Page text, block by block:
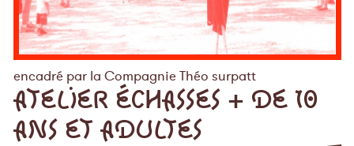
encadré par la Compagnie Théo surpatt
ATELIER ÉCHASSES + DE 10
ANS ET ADULTES